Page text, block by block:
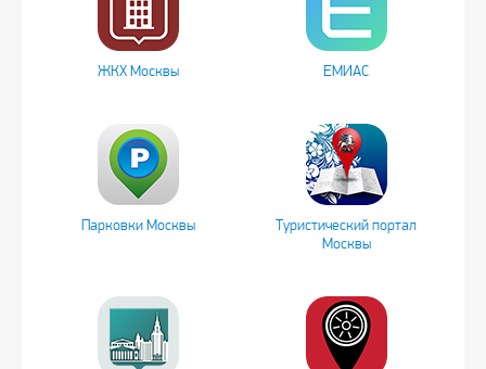
ЖКХ Москвы ЕМИАС
Парковки Москвы
Туристический портал
Москвы